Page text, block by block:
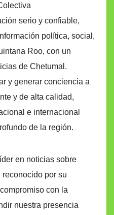
serio y confiable,
política, social,
Roo, con un
de Chetumal.
y generar conciencia a
y de alta calidad,
e internacional
de la región.
en noticias sobre
por su
con la
nuestra presencia